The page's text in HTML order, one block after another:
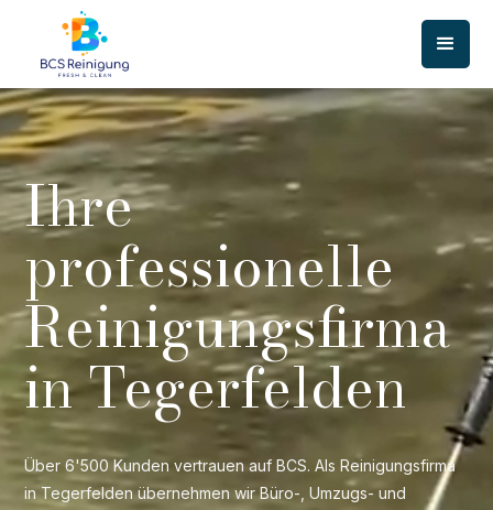
Ihre
professionelle
Reinigungsfirma
in Tegerfelden
Über 6'500 Kunden vertrauen auf BCS. Als Reinigungsfirma
in Tegerfelden übernehmen wir Büro-, Umzugs- und